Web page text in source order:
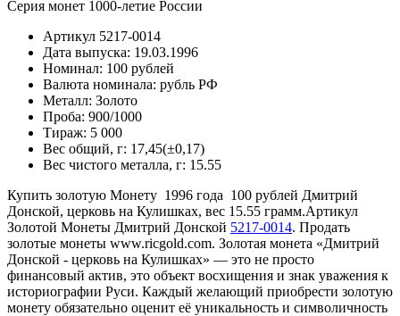
Серия монет 1000-летие России
Артикул 5217-0014
Дата выпуска: 19.03.1996
Номинал: 100 рублей
Валюта номинала: рубль РФ
Металл: Золото
Проба: 900/1000
Тираж: 5 000
Вес общий, г: 17,45(±0,17)
Вес чистого металла, г: 15.55
Купить золотую Монету 1996 года 100 рублей Дмитрий
Донской, церковь на Кулишках, вес 15.55 грамм.Артикул
Золотой Монеты Дмитрий Донской 5217-0014. Продать
золотые монеты www.ricgold.com. Золотая монета «Дмитрий
Донской - церковь на Кулишках» — это не просто
финансовый актив, это объект восхищения и знак уважения к
историографии Руси. Каждый желающий приобрести золотую
монету обязательно оценит её уникальность и символичность